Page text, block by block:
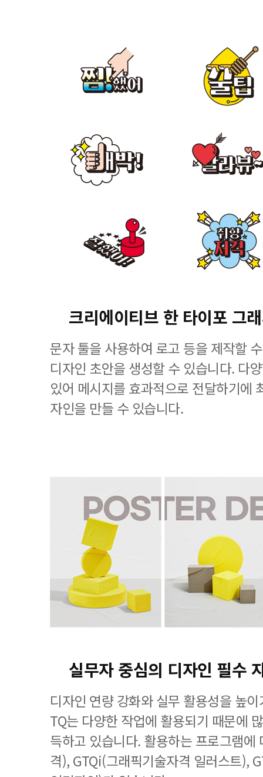
크리에이티브 한 타이포 그
문자 툴을 사용하여 로고 등을 제작할
디자인 초안을 생성할 수 있습니다. 다
있어 메시지를 효과적으로 전달하기에
자인을 만들 수 있습니다.
실무자 중심의 디자인 필수
디자인 연량 강화와 실무 활용성을 높
TQ는 다양한 작업에 활용되기 때문에
득하고 있습니다. 활용하는 프로그램에
격), GTQi(그래픽기술자격 일러스트),